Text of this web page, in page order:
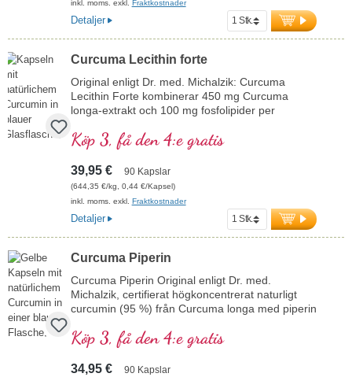
inkl. moms. exkl. Fraktkostnader
Detaljer
Curcuma Lecithin forte
Original enligt Dr. med. Michalzik: Curcuma
Lecithin Forte kombinerar 450 mg Curcuma
longa-extrakt och 100 mg fosfolipider per
curcumaextraktet är standardiserat till 95 %
curcuminoider och kompletteras med fosfolipider
för att optimera biotillgängligheten. Förseglingen
är aluminiumfri.
mer information om Curcuma Lecithin Forte
Köp 3, få den 4:e gratis
39,95 € 90 Kapslar
(644,35 €/kg, 0,44 €/Kapsel)
inkl. moms. exkl. Fraktkostnader
Detaljer
Curcuma Piperin
Curcuma Piperin Original enligt Dr. med.
Michalzik, certifierat högkoncentrerat naturligt
curcumin (95 %) från Curcuma longa med piperin
biotillgänglighet och effektivitet. Tillverkningen i
våra egna produktionsanläggningar i Tyskland
och de höga kvalitetskontrollerna, bl.a. med C14-
Köp 3, få den 4:e gratis
34,95 € 90 Kapslar